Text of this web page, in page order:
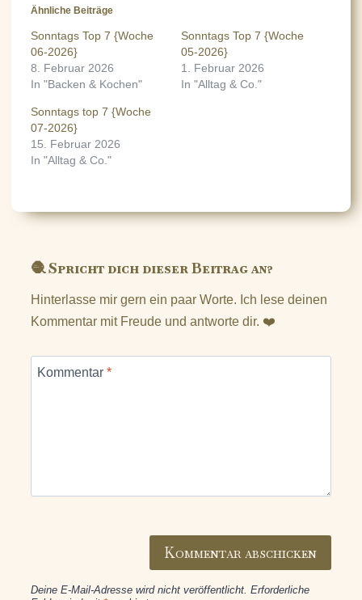
Ähnliche Beiträge
Sonntags Top 7 {Woche
06-2026}
8. Februar 2026
In "Backen & Kochen"
Sonntags Top 7 {Woche
05-2026}
1. Februar 2026
In "Alltag & Co."
Sonntags top 7 {Woche
07-2026}
15. Februar 2026
In "Alltag & Co."
🧶 Spricht dich dieser Beitrag an?
Hinterlasse mir gern ein paar Worte. Ich lese deinen
Kommentar mit Freude und antworte dir. ❤️
Deine E-Mail-Adresse wird nicht veröffentlicht. Erforderliche
Kommentar *